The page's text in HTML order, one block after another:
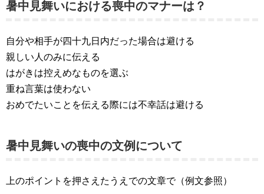
暑中見舞いにおける喪中のマナーは？
自分や相手が四十九日内だった場合は避ける
親しい人のみに伝える
はがきは控えめなものを選ぶ
重ね言葉は使わない
おめでたいことを伝える際には不幸話は避ける
暑中見舞いの喪中の文例について
上のポイントを押さえたうえでの文章で（例文参照）